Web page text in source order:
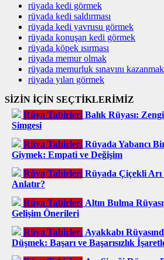
rüyada kedi görmek
rüyada kedi saldırması
rüyada kedi yavrusu görmek
rüyada konuşan kedi görmek
rüyada köpek ısırması
rüyada memur olmak
rüyada memurluk sınavını kazanmak
rüyada yılan görmek
SİZİN İÇİN SEÇTİKLERİMİZ
Rüya Tabirleri Balık Rüyası:
Simgesi
Rüya Tabirleri Rüyada Yabancı
Giymek: Empati ve Değişim
Rüya Tabirleri Rüyada Çiçekli Arı
Anlatır?
Rüya Tabirleri Altın Bulma
Gelişim Önerileri
Rüya Tabirleri Ayakkabı
Düşmek: Başarı ve Başarısızlık